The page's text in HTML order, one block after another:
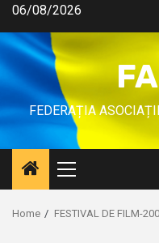
06/08/2026
FEDERAȚIA
Home FESTIVAL DE FILM-